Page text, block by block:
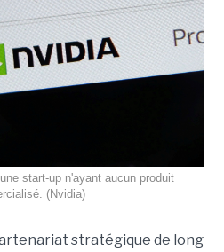
start-up n'ayant aucun produit
(Nvidia)
stratégique de long